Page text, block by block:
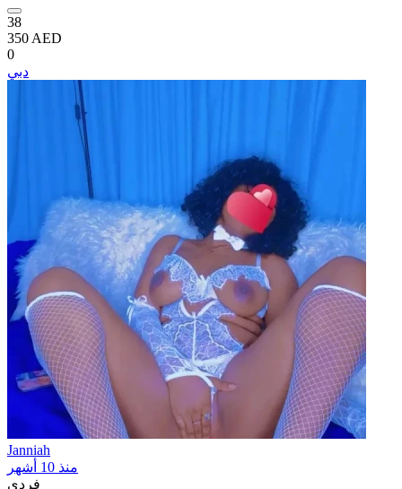
38
350 AED
0
دبي
Janniah
منذ 10 أشهر
فردي